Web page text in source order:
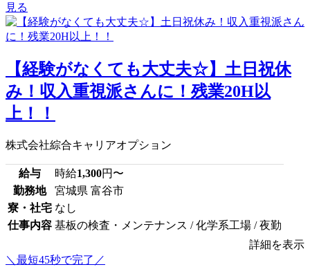
見る
【経験がなくても大丈夫☆】土日祝休
み！収入重視派さんに！残業20H以
上！！
株式会社綜合キャリアオプション
給与 時給1,300円〜
勤務地
宮城県 富谷市
寮・社宅 なし
仕事内容 基板の検査・メンテナンス / 化学系工場 / 夜勤
詳細を表示
＼最短45秒で完了／